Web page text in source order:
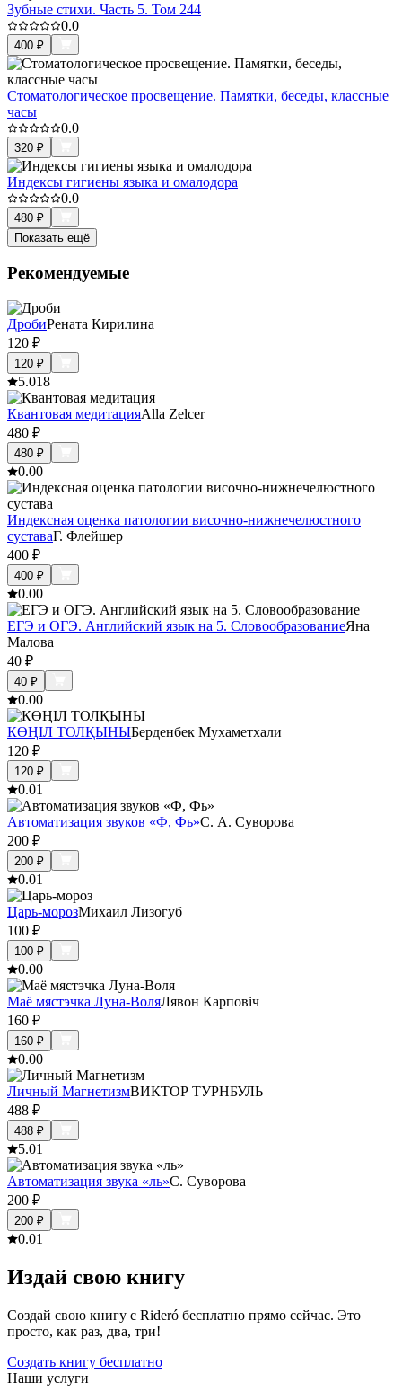
Зубные стихи. Часть 5. Том 244
0.0
400 ₽
Стоматологическое просвещение. Памятки, беседы, классные
часы
0.0
320 ₽
Индексы гигиены языка и омалодора
0.0
480 ₽
Показать ещё
Рекомендуемые
ДробиРената Кирилина
120 ₽
120 ₽
5.018
Квантовая медитацияAlla Zelcer
480 ₽
480 ₽
0.00
Индексная оценка патологии височно-нижнечелюстного
суставаГ. Флейшер
400 ₽
400 ₽
0.00
ЕГЭ и ОГЭ. Английский язык на 5. СловообразованиеЯна
Малова
40 ₽
40 ₽
0.00
КӨҢІЛ ТОЛҚЫНЫБерденбек Мухаметхали
120 ₽
120 ₽
0.01
Автоматизация звуков «Ф, Фь»С. А. Суворова
200 ₽
200 ₽
0.01
Царь-морозМихаил Лизогуб
100 ₽
100 ₽
0.00
Маё мястэчка Луна-ВоляЛявон Карповіч
160 ₽
160 ₽
0.00
Личный МагнетизмВИКТОР ТУРНБУЛЬ
488 ₽
488 ₽
5.01
Автоматизация звука «ль»С. Суворова
200 ₽
200 ₽
0.01
Издай свою книгу
Создай свою книгу с Rideró бесплатно прямо сейчас. Это
просто, как раз, два, три!
Создать книгу бесплатно
Наши услуги